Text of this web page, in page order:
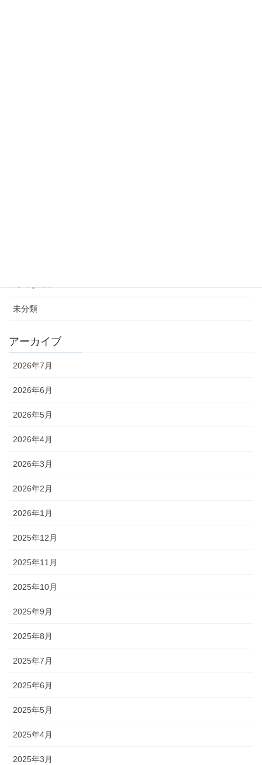
未分類
アーカイブ
2026年7月
2026年6月
2026年5月
2026年4月
2026年3月
2026年2月
2026年1月
2025年12月
2025年11月
2025年10月
2025年9月
2025年8月
2025年7月
2025年6月
2025年5月
2025年4月
2025年3月